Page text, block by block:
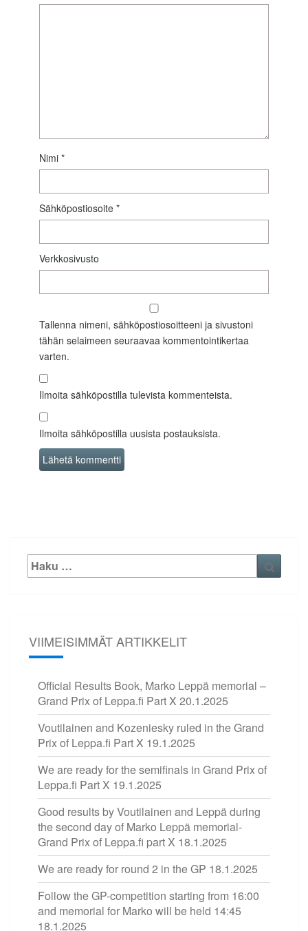
Nimi *
Sähköpostiosoite *
Verkkosivusto
Tallenna nimeni, sähköpostiosoitteeni ja sivustoni
tähän selaimeen seuraavaa kommentointikertaa
varten.
Ilmoita sähköpostilla tulevista kommenteista.
Ilmoita sähköpostilla uusista postauksista.
Etsi:
VIIMEISIMMÄT ARTIKKELIT
Official Results Book, Marko Leppä memorial –
Grand Prix of Leppa.fi Part X 20.1.2025
Voutilainen and Kozeniesky ruled in the Grand
Prix of Leppa.fi Part X 19.1.2025
We are ready for the semifinals in Grand Prix of
Leppa.fi Part X 19.1.2025
Good results by Voutilainen and Leppä during
the second day of Marko Leppä memorial-
Grand Prix of Leppa.fi part X 18.1.2025
We are ready for round 2 in the GP 18.1.2025
Follow the GP-competition starting from 16:00
and memorial for Marko will be held 14:45
18.1.2025